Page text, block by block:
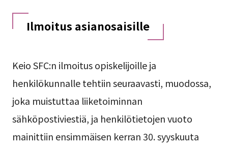
Ilmoitus asianosaisille
Keio SFC:n ilmoitus opiskelijoille ja
henkilökunnalle tehtiin seuraavasti, muodossa,
joka muistuttaa liiketoiminnan
sähköpostiviestiä, ja henkilötietojen vuoto
mainittiin ensimmäisen kerran 30. syyskuuta